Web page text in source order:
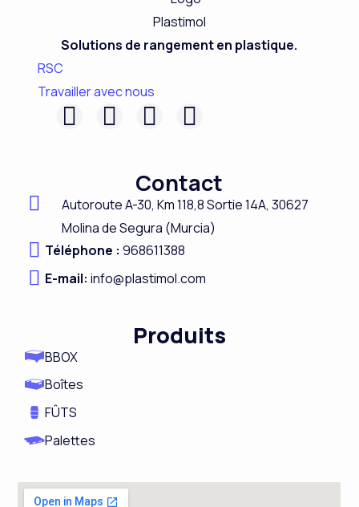
Solutions de rangement en plastique.
RSC
Travailler avec nous
F
e
b
o
o
k
L
k
e
d
i
n
I
t
a
g
r
a
Y
t
u
b
e
Contact
Autoroute A-30, Km 118,8Sortie 14A,30627
Molina de Segura (Murcia)
Téléphone :968611388
E-mail: info@plastimol.com
Produits
BBOX
Boîtes
FÛTS
Palettes